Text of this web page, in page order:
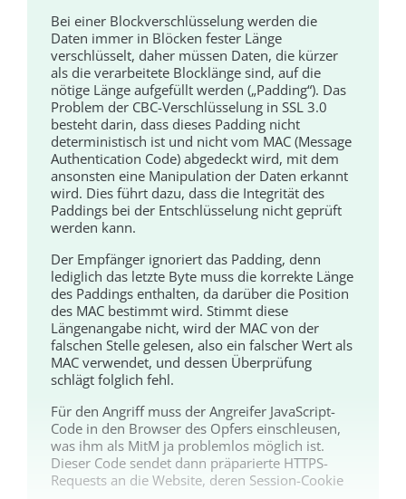
Bei einer Blockverschlüsselung werden die
Daten immer in Blöcken fester Länge
verschlüsselt, daher müssen Daten, die kürzer
als die verarbeitete Blocklänge sind, auf die
nötige Länge aufgefüllt werden („Padding“). Das
Problem der CBC-Verschlüsselung in SSL 3.0
besteht darin, dass dieses Padding nicht
deterministisch ist und nicht vom MAC (Message
Authentication Code) abgedeckt wird, mit dem
ansonsten eine Manipulation der Daten erkannt
wird. Dies führt dazu, dass die Integrität des
Paddings bei der Entschlüsselung nicht geprüft
werden kann.
Der Empfänger ignoriert das Padding, denn
lediglich das letzte Byte muss die korrekte Länge
des Paddings enthalten, da darüber die Position
des MAC bestimmt wird. Stimmt diese
Längenangabe nicht, wird der MAC von der
falschen Stelle gelesen, also ein falscher Wert als
MAC verwendet, und dessen Überprüfung
schlägt folglich fehl.
Für den Angriff muss der Angreifer JavaScript-
Code in den Browser des Opfers einschleusen,
was ihm als MitM ja problemlos möglich ist.
Dieser Code sendet dann präparierte HTTPS-
Requests an die Website, deren Session-Cookie